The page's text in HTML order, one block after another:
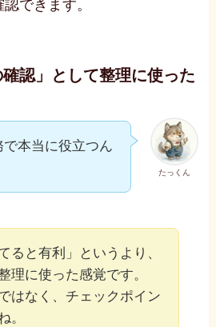
できます。
認」として整理に使った
たっくん
本当に役立つん
ると有利」というより、
理に使った感覚です。
はなく、チェックポイン
。